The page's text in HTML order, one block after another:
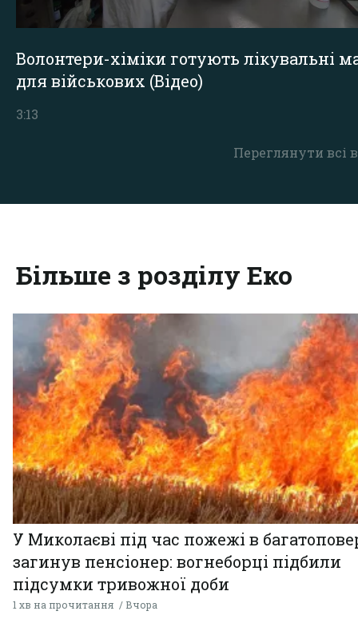
Переглянути всі
Волонтери-хіміки готують лікувальні
для військових (Відео)
3:13
Більше з розділу Еко
У Миколаєві під час пожежі в
загинув пенсіонер: вогнеборці підбили
підсумки тривожної доби
1 хв на прочитання Вчора